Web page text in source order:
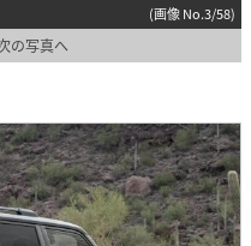
(画像 No.3/58)
の写真へ